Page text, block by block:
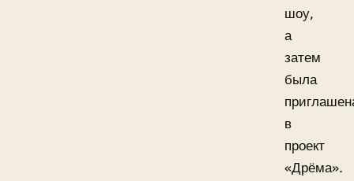
шоу,
а
затем
была
в
проект
«Дрёма».